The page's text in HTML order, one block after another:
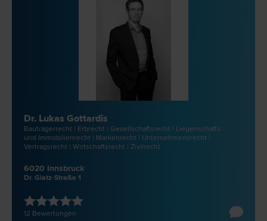
Dr. Lukas Gottardis
Bauträger­recht | Erb­recht | Gesellschafts­recht | Liegenschafts-
und Immobilien­recht | Marken­recht | Unternehmens­recht |
Vertrags­recht | Wirtschafts­recht | Zivil­recht
6020 Innsbruck
Dr. Glatz-Straße 1
12 Bewertungen